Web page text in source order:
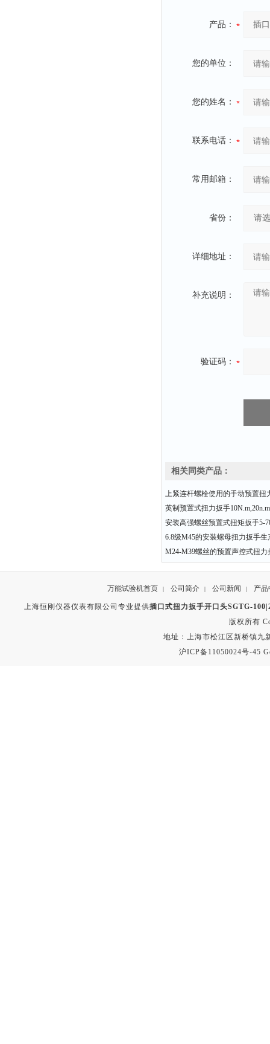
产品：
您的单位：
您的姓名：
联系电话：
常用邮箱：
省份：
详细地址：
补充说明：
验证码：
相关同类产品：
上紧连杆螺栓使用的手动预置扭
英制预置式扭力扳手
安装高强螺丝预置式扭矩扳手5-
6.8级M45的安装螺母扭力扳手生
M24-M39螺丝的预置声控式扭力
万能试验机首页 | 公司简介 | 公司新闻 | 产品
上海恒刚仪器仪表有限公司专业提供插口式扭力扳手开口头SGTG-
版权所有
地址：上海市松江区新桥镇九
沪ICP备11050024号-45